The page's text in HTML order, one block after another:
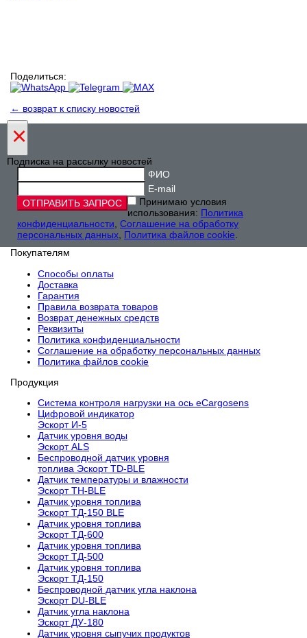
Поделиться:
← возврат к списку новостей
×
Подписка на рассылку новостей
ФИО
E-mail
Принимаю условия
использования: Политика
конфиденциальности Соглашение на обработку
персональных данных Политика файлов cookie
Покупателям
Способы оплаты
Доставка
Гарантия
Правила возврата товаров
Возврат денежных средств
Реквизиты
Политика конфиденциальности
Соглашение на обработку персональных данных
Политика файлов cookie
Продукция
Cистема контроля нагрузки на ось eCargosens
Цифровой индикатор
Эскорт И-5
Датчик уровня воды
Эскорт ALS
Беспроводной датчик уровня
топлива Эскорт TD-BLE
Датчик температуры и влажности
Эскорт TH-BLE
Датчик уровня топлива
Эскорт ТД-150 BLE
Датчик уровня топлива
Эскорт ТД-600
Датчик уровня топлива
Эскорт ТД-500
Датчик уровня топлива
Эскорт ТД-150
Беспроводной датчик угла наклона
Эскорт DU-BLE
Датчик угла наклона
Эскорт ДУ-180
Датчик уровня сыпучих продуктов